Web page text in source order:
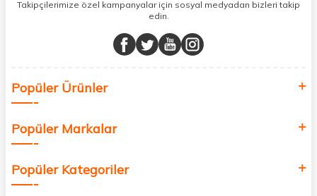
sunuyoruz.
buluşturuyor ve online alışveriş deneyiminizi en iyi hale getiriyoruz.
Sağlık, güzellik ve iyi yaşam için aradığınız her şey burada!
değer katmak için bize katılın!
Takipçilerimize özel kampanyalar için sosyal medyadan bizleri takip
edin.
Popüler Ürünler
Popüler Markalar
Popüler Kategoriler